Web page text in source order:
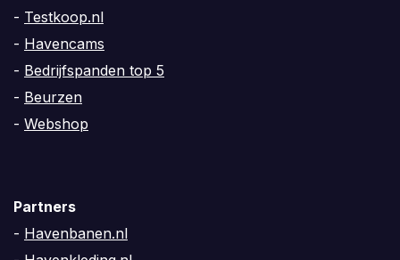
- Testkoop.nl
- Havencams
- Bedrijfspanden top 5
- Beurzen
- Webshop
Partners
- Havenbanen.nl